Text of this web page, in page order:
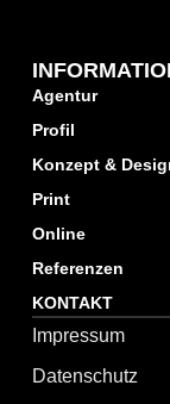
Agentur
Profil
Konzept &
Print
Online
Referenzen
KONTAKT
Impressum
Datenschutz